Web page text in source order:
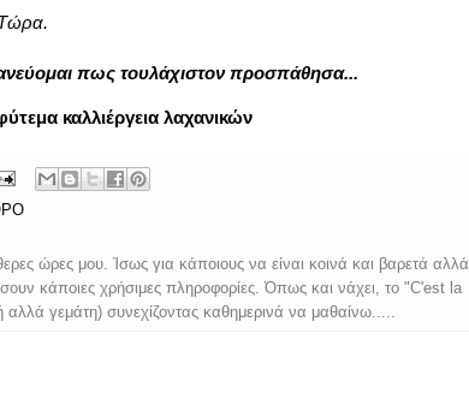
πως τουλάχιστον προσπάθησα...
καλλιέργεια λαχανικών
ώρες μου. Ίσως για κάποιους να είναι κοινά και βαρετά αλλά
κάποιες χρήσιμες πληροφορίες. Όπως και νάχει, το "C'est la
γεμάτη) συνεχίζοντας καθημερινά να μαθαίνω.....